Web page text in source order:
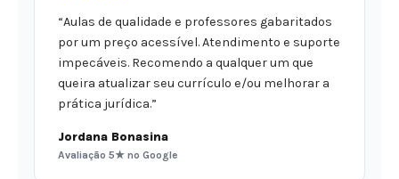
“Aulas de qualidade e professores gabaritados
por um preço acessível. Atendimento e suporte
impecáveis. Recomendo a qualquer um que
queira atualizar seu currículo e/ou melhorar a
prática jurídica.”
Jordana Bonasina
Avaliação 5★ no Google